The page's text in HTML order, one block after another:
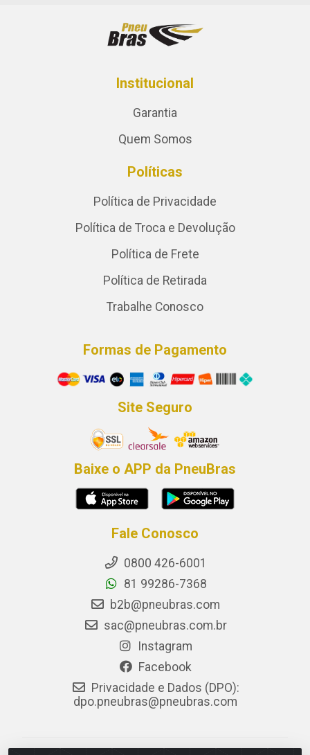
Institucional
Garantia
Quem Somos
Políticas
Política de Privacidade
Política de Troca e Devolução
Política de Frete
Política de Retirada
Trabalhe Conosco
Formas de Pagamento
Site Seguro
Baixe o APP da PneuBras
Fale Conosco
0800 426-6001
81 99286-7368
b2b@pneubras.com
sac@pneubras.com.br
Instagram
Facebook
Privacidade e Dados (DPO):
dpo.pneubras@pneubras.com